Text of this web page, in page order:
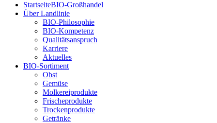
StartseiteBIO-Großhandel
Über Landlinie
BIO-Philosophie
BIO-Kompetenz
Qualitätsanspruch
Karriere
Aktuelles
BIO-Sortiment
Obst
Gemüse
Molkereiprodukte
Frischeprodukte
Trockenprodukte
Getränke